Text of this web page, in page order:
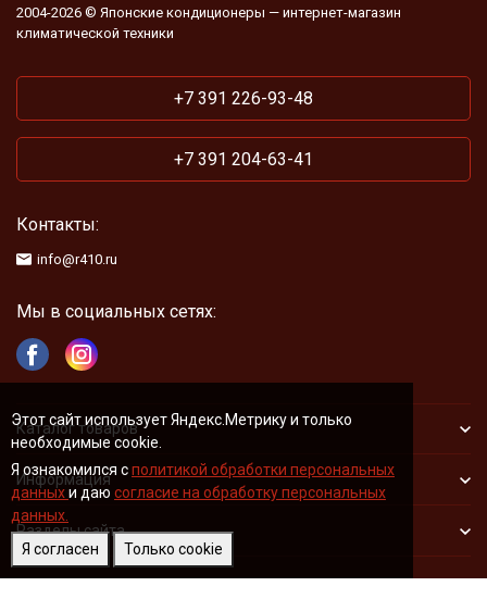
Этот сайт использует Яндекс.Метрику и только
необходимые cookie.
Я ознакомился сполитикой обработки персональных
данныхи даю согласие на обработку персональных
данных.
Я согласен
Только cookie
2004-2026 © Японские кондиционеры — интернет-магазин
климатической техники
+7 391 226-93-48
+7 391 204-63-41
Контакты:
info@r410.ru
Мы в социальных сетях:
Каталог товаров
Информация
Разделы сайта